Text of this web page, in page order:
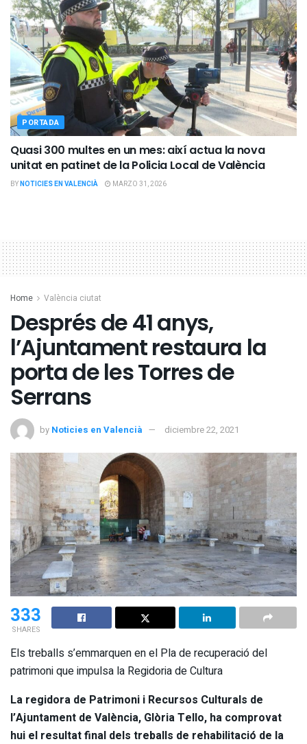
PORTADA
Quasi 300 multes en un mes: així actua la nova
unitat en patinet de la Policia Local de València
BYNOTICIES EN VALENCIÀ MARZO 31, 2026
Home València ciutat
Després de 41 anys,
l’Ajuntament restaura la
porta de les Torres de
Serrans
by Noticies en Valencià diciembre 22, 2021
333
SHARES
Els treballs s’emmarquen en el Pla de recuperació del
patrimoni que impulsa la Regidoria de Cultura
La regidora de Patrimoni i Recursos Culturals de
l’Ajuntament de València, Glòria Tello, ha comprovat
hui el resultat final dels treballs de rehabilitació de la